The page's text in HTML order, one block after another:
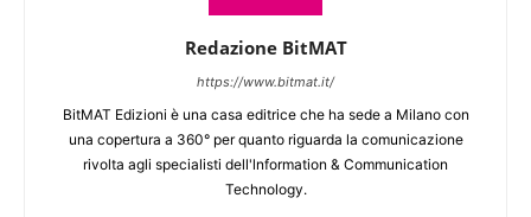
Redazione BitMAT
https://www.bitmat.it/
BitMAT Edizioni è una casa editrice che ha sede a Milano con
una copertura a 360° per quanto riguarda la comunicazione
rivolta agli specialisti dell'lnformation & Communication
Technology.